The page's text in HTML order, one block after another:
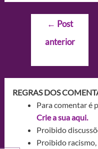
Navegação
Post
← Post
anterior
REGRAS DOS
Para comentar é
Crie a sua aqui.
Proibido
Proibido